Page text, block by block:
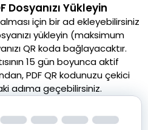
Dosyanızı Yükleyin
için bir ad ekleyebilirsiniz
yükleyin (maksimum
QR koda bağlayacaktır.
15 gün boyunca aktif
PDF QR kodunuzu çekici
adıma geçebilirsiniz.